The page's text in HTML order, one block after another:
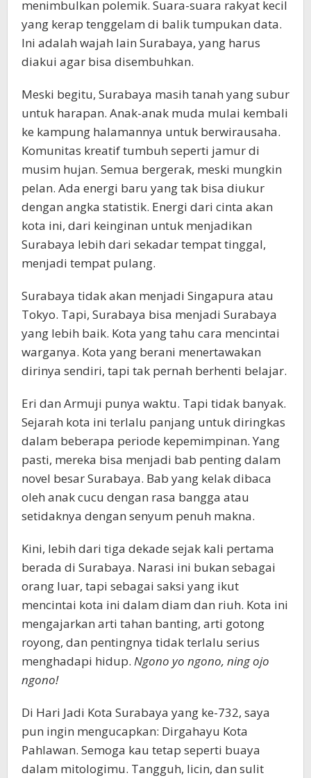
menimbulkan polemik. Suara-suara rakyat kecil
yang kerap tenggelam di balik tumpukan data.
Ini adalah wajah lain Surabaya, yang harus
diakui agar bisa disembuhkan.
Meski begitu, Surabaya masih tanah yang subur
untuk harapan. Anak-anak muda mulai kembali
ke kampung halamannya untuk berwirausaha.
Komunitas kreatif tumbuh seperti jamur di
musim hujan. Semua bergerak, meski mungkin
pelan. Ada energi baru yang tak bisa diukur
dengan angka statistik. Energi dari cinta akan
kota ini, dari keinginan untuk menjadikan
Surabaya lebih dari sekadar tempat tinggal,
menjadi tempat pulang.
Surabaya tidak akan menjadi Singapura atau
Tokyo. Tapi, Surabaya bisa menjadi Surabaya
yang lebih baik. Kota yang tahu cara mencintai
warganya. Kota yang berani menertawakan
dirinya sendiri, tapi tak pernah berhenti belajar.
Eri dan Armuji punya waktu. Tapi tidak banyak.
Sejarah kota ini terlalu panjang untuk diringkas
dalam beberapa periode kepemimpinan. Yang
pasti, mereka bisa menjadi bab penting dalam
novel besar Surabaya. Bab yang kelak dibaca
oleh anak cucu dengan rasa bangga atau
setidaknya dengan senyum penuh makna.
Kini, lebih dari tiga dekade sejak kali pertama
berada di Surabaya. Narasi ini bukan sebagai
orang luar, tapi sebagai saksi yang ikut
mencintai kota ini dalam diam dan riuh. Kota ini
mengajarkan arti tahan banting, arti gotong
royong, dan pentingnya tidak terlalu serius
menghadapi hidup. Ngono yo ngono, ning ojo
ngono!
Di Hari Jadi Kota Surabaya yang ke-732, saya
pun ingin mengucapkan: Dirgahayu Kota
Pahlawan. Semoga kau tetap seperti buaya
dalam mitologimu. Tangguh, licin, dan sulit